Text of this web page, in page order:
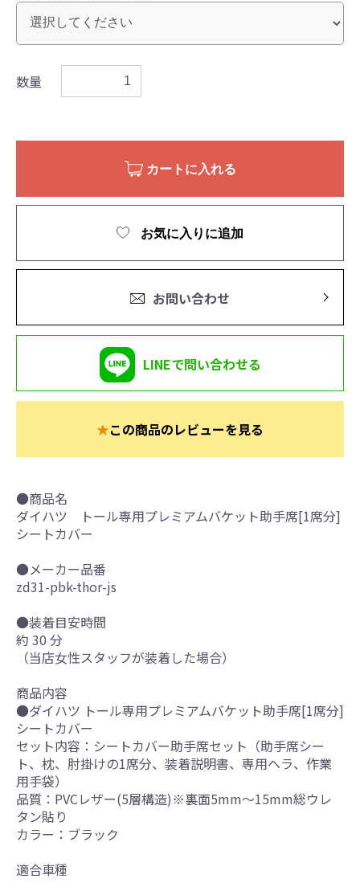
数量
カートに入れる
お気に入りに追加
お問い合わせ
LINEで問い合わせる
★この商品のレビューを見る
●商品名
ダイハツ トール専用プレミアムバケット助手席[1席分]
シートカバー
●メーカー品番
zd31-pbk-thor-js
●装着目安時間
約 30 分
（当店女性スタッフが装着した場合）
商品内容
●ダイハツ トール専用プレミアムバケット助手席[1席分]
シートカバー
セット内容：シートカバー助手席セット（助手席シー
ト、枕、肘掛けの1席分、装着説明書、専用ヘラ、作業
用手袋）
品質：PVCレザー(5層構造)※裏面5mm～15mm総ウレ
タン貼り
カラー：ブラック
適合車種